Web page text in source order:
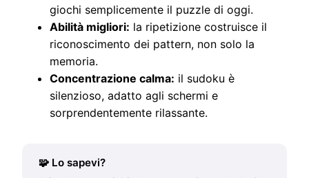
giochi semplicemente il puzzle di oggi.
Abilità migliori: la ripetizione costruisce il
riconoscimento dei pattern, non solo la
memoria.
Concentrazione calma: il sudoku è
silenzioso, adatto agli schermi e
sorprendentemente rilassante.
🧩 Lo sapevi?